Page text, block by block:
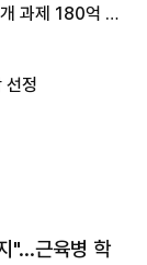
과제 180억 지
선정
"…근육병 학